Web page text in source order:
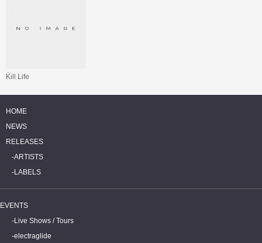
Kill Life
HOME
NEWS
RELEASES
ARTISTS
LABELS
EVENTS
Live Shows / Tours
electraglide